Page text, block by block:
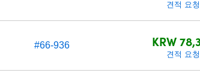
견적 요청
#66-936 KRW
견적 요청